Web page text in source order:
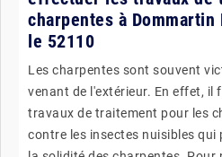
charpentes à Dommartin
le 52110
Les charpentes sont souvent
venant de l'extérieur. En effet, il
travaux de traitement pour les
contre les insectes nuisibles